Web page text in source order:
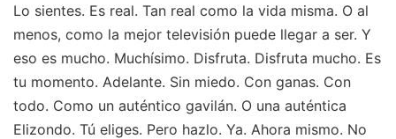
Lo sientes. Es real. Tan real como la vida misma. O al
menos, como la mejor televisión puede llegar a ser. Y
eso es mucho. Muchísimo. Disfruta. Disfruta mucho. Es
tu momento. Adelante. Sin miedo. Con ganas. Con
todo. Como un auténtico gavilán. O una auténtica
Elizondo. Tú eliges. Pero hazlo. Ya. Ahora mismo. No